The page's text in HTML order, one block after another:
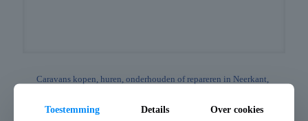
Caravans kopen, huren, onderhouden of repareren in Neerkant,
Caravans in de buurt van Neerkant, Limburg Als je caravans
Toestemming Details Over cookies